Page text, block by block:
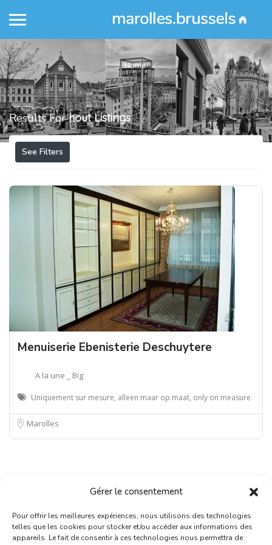
Gérer le consentement
Pour offrir les meilleures expériences, nous utilisons des technologies
telles que les cookies pour stocker et/ou accéder aux informations des
appareils. Le fait de consentir à ces technologies nous permettra de
Home
Results Forhout Listings
See Filters
Menuiserie Ebenisterie Deschuytere
A la une _ Big
Uniquement sur mesure, alleen maar op maat, only on measure.
Marolles